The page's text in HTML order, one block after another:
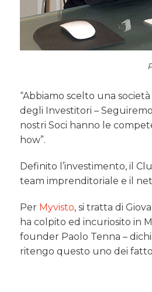
“Abbiamo scelto una
degli Investitori –
nostri Soci hanno le
how”.
Definito l’investimento, il
team imprenditoriale e il
Per Myvisto, si tratta di
ha colpito ed incuriosito in
founder Paolo Tenna –
ritengo questo uno dei